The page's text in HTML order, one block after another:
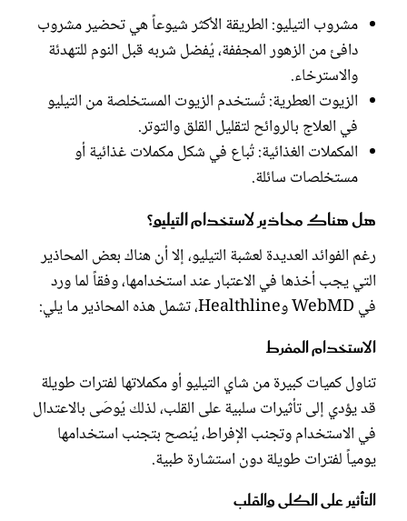
مشروب التيليو: الطريقة الأكثر شيوعاً هي تحضير مشروب
دافئ من الزهور المجففة، يُفضل شربه قبل النوم للتهدئة
والاسترخاء.
الزيوت العطرية: تُستخدم الزيوت المستخلصة من التيليو
في العلاج بالروائح لتقليل القلق والتوتر.
المكملات الغذائية: تُباع في شكل مكملات غذائية أو
مستخلصات سائلة.
هل هناك محاذير لاستخدام التيليو؟
رغم الفوائد العديدة لعشبة التيليو، إلا أن هناك بعض المحاذير
التي يجب أخذها في الاعتبار عند استخدامها، وفقاً لما ورد
في WebMD وHealthline، تشمل هذه المحاذير ما يلي:
الاستخدام المفرط
تناول كميات كبيرة من شاي التيليو أو مكملاتها لفترات طويلة
قد يؤدي إلى تأثيرات سلبية على القلب، لذلك يُوصَى بالاعتدال
في الاستخدام وتجنب الإفراط، يُنصح بتجنب استخدامها
يومياً لفترات طويلة دون استشارة طبية.
التأثير على الكلى والقلب